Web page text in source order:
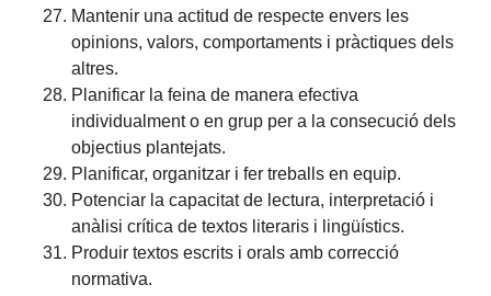
Mantenir una actitud de respecte envers les
opinions, valors, comportaments i pràctiques dels
altres.
Planificar la feina de manera efectiva
individualment o en grup per a la consecució dels
objectius plantejats.
Planificar, organitzar i fer treballs en equip.
Potenciar la capacitat de lectura, interpretació i
anàlisi crítica de textos literaris i lingüístics.
Produir textos escrits i orals amb correcció
normativa.